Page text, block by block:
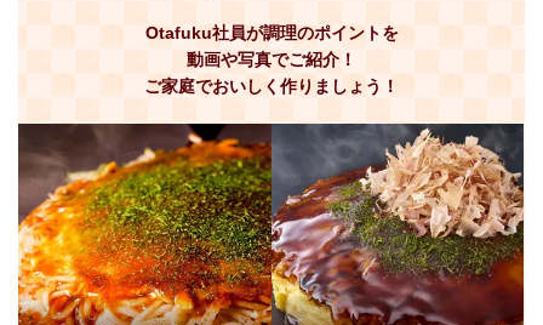
Otafuku社員が調理のポイントを
動画や写真でご紹介！
ご家庭でおいしく作りましょう！